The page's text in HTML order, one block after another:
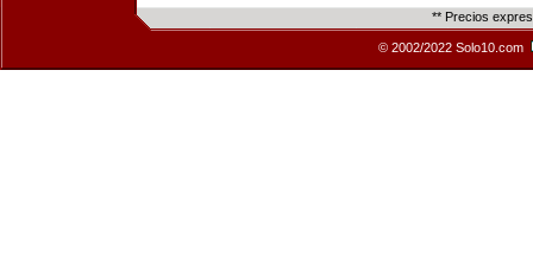
** Precios
© 2002/2022 Solo10.com